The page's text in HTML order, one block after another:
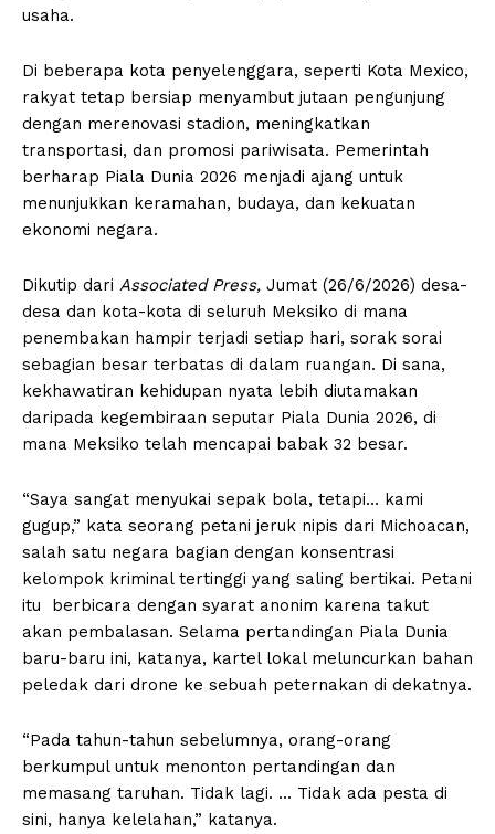
usaha.
Di beberapa kota penyelenggara, seperti Kota Mexico,
rakyat tetap bersiap menyambut jutaan pengunjung
dengan merenovasi stadion, meningkatkan
transportasi, dan promosi pariwisata. Pemerintah
berharap Piala Dunia 2026 menjadi ajang untuk
menunjukkan keramahan, budaya, dan kekuatan
ekonomi negara.
Dikutip dari Associated Press, Jumat (26/6/2026) desa-
desa dan kota-kota di seluruh Meksiko di mana
penembakan hampir terjadi setiap hari, sorak sorai
sebagian besar terbatas di dalam ruangan. Di sana,
kekhawatiran kehidupan nyata lebih diutamakan
daripada kegembiraan seputar Piala Dunia 2026, di
mana Meksiko telah mencapai babak 32 besar.
“Saya sangat menyukai sepak bola, tetapi… kami
gugup,” kata seorang petani jeruk nipis dari Michoacan,
salah satu negara bagian dengan konsentrasi
kelompok kriminal tertinggi yang saling bertikai. Petani
itu berbicara dengan syarat anonim karena takut
akan pembalasan. Selama pertandingan Piala Dunia
baru-baru ini, katanya, kartel lokal meluncurkan bahan
peledak dari drone ke sebuah peternakan di dekatnya.
“Pada tahun-tahun sebelumnya, orang-orang
berkumpul untuk menonton pertandingan dan
memasang taruhan. Tidak lagi. … Tidak ada pesta di
sini, hanya kelelahan,” katanya.